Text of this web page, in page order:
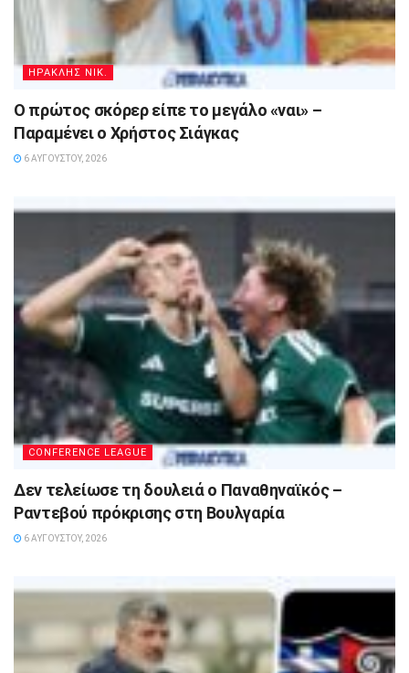
ΗΡΑΚΛΗΣ ΝΙΚ.
Ο πρώτος σκόρερ είπε το μεγάλο «ναι» –
Παραμένει ο Χρήστος Σιάγκας
6 ΑΥΓΟΎΣΤΟΥ, 2026
CONFERENCE LEAGUE
Δεν τελείωσε τη δουλειά ο Παναθηναϊκός –
Ραντεβού πρόκρισης στη Βουλγαρία
6 ΑΥΓΟΎΣΤΟΥ, 2026